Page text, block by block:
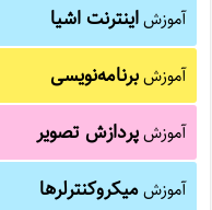
آموزشاینترنت اشیا
آموزشبرنامه‌نویسی
آموزشپردازش تصویر
آموزشمیکروکنترلرها